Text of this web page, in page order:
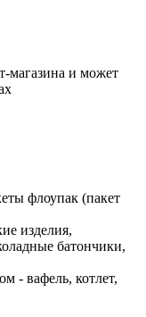
магазина и может
флоупак (пакет
изделия,
батончики,
- вафель, котлет,